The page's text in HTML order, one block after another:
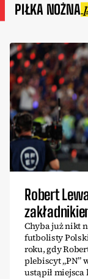
PIŁKA NOŻNA
Robert
Chyba już nikt
futbolisty Polski
roku, gdy
plebiscyt „PN”
ustąpił